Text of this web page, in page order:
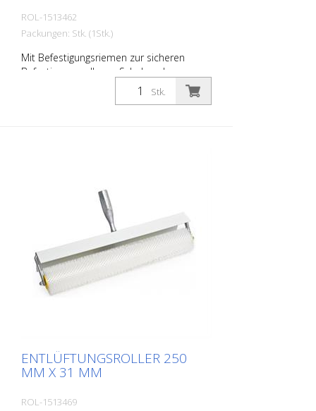
ROL-1513462
Packungen: Stk. (1Stk.)
Mit Befestigungsriemen zur sicheren
Befestigung an Ihrem Schuhwerk.
Stk.
ENTLÜFTUNGSROLLER 250
MM X 31 MM
ROL-1513469